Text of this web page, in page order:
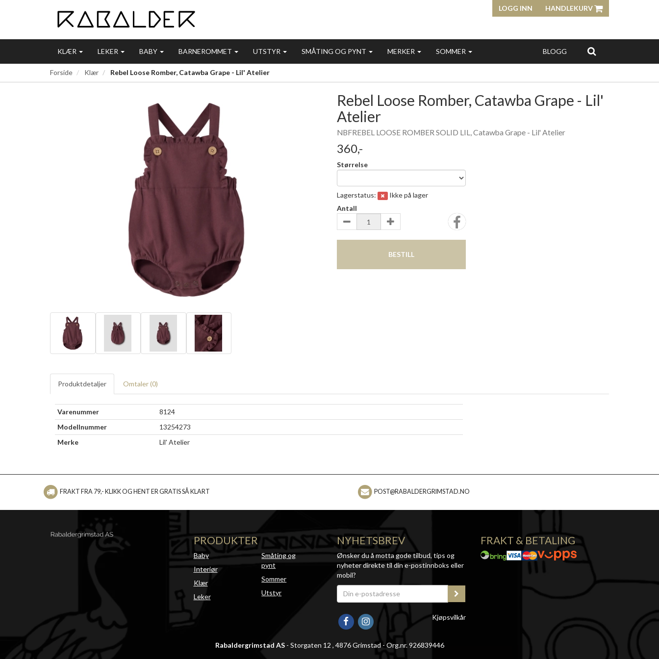
LOGG INN HANDLEKURV
KLÆR LEKER BABY BARNEROMMET UTSTYR SMÅTING OG PYNT MERKER SOMMER BLOGG
Forside Klær Rebel Loose Romber, Catawba Grape - Lil' Atelier
Rebel Loose Romber, Catawba Grape - Lil'
Atelier
NBFREBEL LOOSE ROMBER SOLID LIL, Catawba Grape - Lil' Atelier
360,-
Størrelse
Lagerstatus:
Ikke på lager
Antall
BESTILL
Produktdetaljer Omtaler (0)
Varenummer
8124
Modellnummer
13254273
Merke
Lil' Atelier
FRAKT FRA 79,- KLIKK OG HENT ER GRATIS SÅ KLART POST@RABALDERGRIMSTAD.NO
PRODUKTER
Baby
Interiør
Klær
Leker
Småting og
pynt
Sommer
Utstyr
NYHETSBREV
Ønsker du å motta gode tilbud, tips og
nyheter direkte til din e-postinnboks eller
mobil?
Kjøpsvilkår
FRAKT & BETALING
Rabaldergrimstad AS- Storgaten 12 , 4876 Grimstad - Org.nr. 926839446